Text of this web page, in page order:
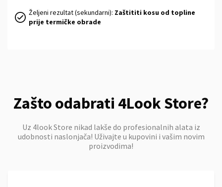
Željeni rezultat (sekundarni): Zaštititi kosu od topline
prije termičke obrade
Zašto odabrati 4Look Store?
Uz 4look Store nikad lakše do profesionalnih alata iz
udobnosti naslonjača! Uživajte u kupovini i vašim novim
proizvodima!